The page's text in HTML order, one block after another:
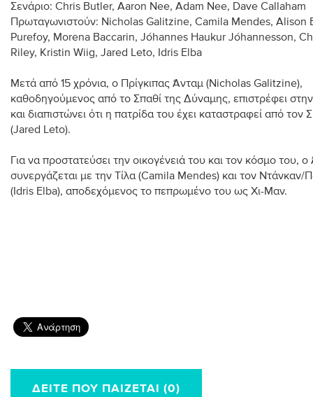
Σενάριο: Chris Butler, Aaron Nee, Adam Nee, Dave Callaham
Πρωταγωνιστούν: Nicholas Galitzine, Camila Mendes, Alison
Purefoy, Morena Baccarin, Jóhannes Haukur Jóhannesson,
Riley, Kristin Wiig, Jared Leto, Idris Elba
Μετά από 15 χρόνια, ο Πρίγκιπας Άνταμ (Nicholas Galitzine),
καθοδηγούμενος από το Σπαθί της Δύναμης, επιστρέφει στην
και διαπιστώνει ότι η πατρίδα του έχει καταστραφεί από τον
(Jared Leto).
Για να προστατεύσει την οικογένειά του και τον κόσμο του,
συνεργάζεται με την Τίλα (Camila Mendes) και τον Ντάνκαν/
(Idris Elba), αποδεχόμενος το πεπρωμένο του ως Χι-Μαν.
ΔΕΊΤΕ ΠΟΥ ΠΑΊΖΕΤΑΙ (0)